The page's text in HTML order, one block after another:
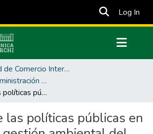
Log In
Facultad de Comercio Internacional, Integración, Administración y Economía Empresarial
Carrera de Administración Pública
Análisis de las políticas públicas en materia de gestión ambiental del GAD de Montúfar durante el periodo 2018 - 2020
las políticas públicas en